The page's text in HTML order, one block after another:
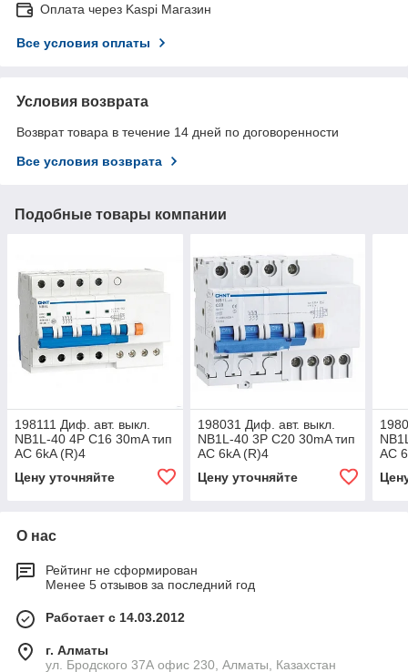
Оплата через Kaspi Магазин
Все условия оплаты
Условия возврата
Возврат товара в течение 14 дней по договоренности
Все условия возврата
Подобные товары компании
198111 Диф. авт. выкл.
NB1L-40 4P C16 30mA тип
AC 6kA (R)4
Цену уточняйте
198031 Диф. авт. выкл.
NB1L-40 3P C20 30mA тип
AC 6kA (R)4
Цену уточняйте
AC
О нас
Рейтинг не сформирован
Менее 5 отзывов за последний год
Работает с 14.03.2012
г. Алматы
ул. Бродского 37А офис 230, Алматы, Казахстан